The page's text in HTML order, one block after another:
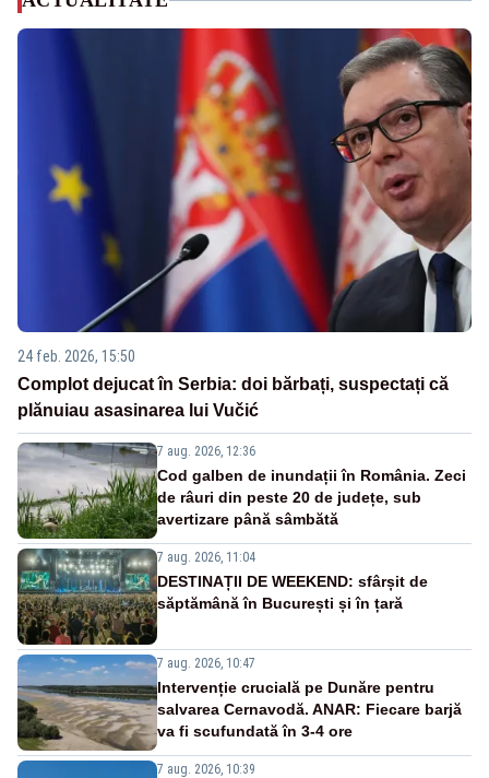
24 feb. 2026, 15:50
Complot dejucat în Serbia: doi bărbați, suspectați că
plănuiau asasinarea lui Vučić
7 aug. 2026, 12:36
Cod galben de inundații în România. Zeci
de râuri din peste 20 de județe, sub
avertizare până sâmbătă
7 aug. 2026, 11:04
DESTINAȚII DE WEEKEND: sfârșit de
săptămână în București și în țară
7 aug. 2026, 10:47
Intervenție crucială pe Dunăre pentru
salvarea Cernavodă. ANAR: Fiecare barjă
va fi scufundată în 3-4 ore
7 aug. 2026, 10:39